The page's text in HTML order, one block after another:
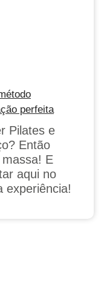
perfeita
Pilates e
Então
E
aqui no
experiência!